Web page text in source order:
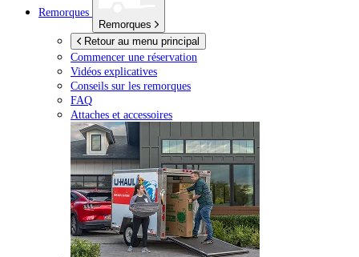
Remorques
Remorques
Retour au menu principal
Commencer une réservation
Vidéos explicatives
Conseils sur les remorques
FAQ
Attaches et accessoires